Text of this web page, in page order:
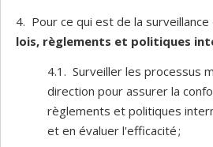
4. Pour ce qui est de la surveillance
lois, règlements et politiques
4.1. Surveiller les processus
direction pour assurer la
règlements et politiques
et en évaluer l'efficacité ;